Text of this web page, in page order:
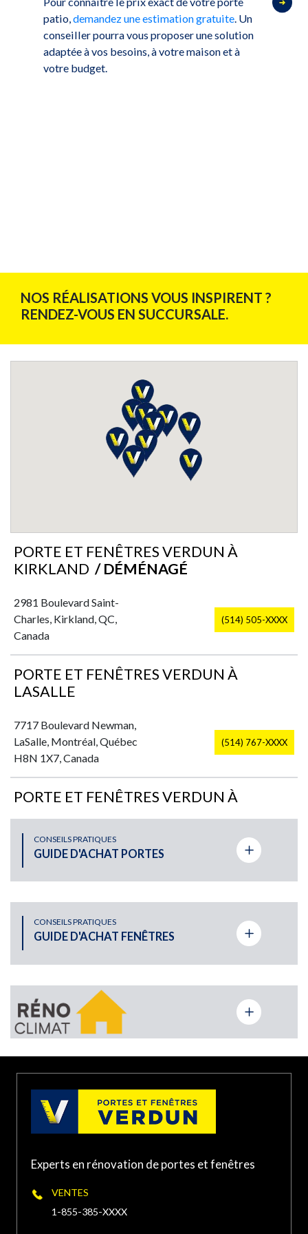
patio,demandez une estimation gratuite. Un
conseiller pourra vous proposer une solution
adaptée à vos besoins, à votre maison et à
votre budget.
NOS RÉALISATIONS VOUS INSPIRENT ?
RENDEZ-VOUS EN SUCCURSALE.
PORTE ET FENÊTRES VERDUN À
KIRKLAND / DÉMÉNAGÉ
2981 Boulevard Saint-
Charles, Kirkland, QC,
Canada
(514) 505-XXXX
PORTE ET FENÊTRES VERDUN À
LASALLE
7717 Boulevard Newman,
LaSalle, Montréal, Québec
H8N 1X7, Canada
(514) 767-XXXX
PORTE ET FENÊTRES VERDUN À
PLATEAU-MONT-ROYAL
2725 Rue Rachel Est,
(514) 524-XXXX
PORTE ET FENÊTRES VERDUN À ST-
LÉONARD
9365 rue De Meaux St-
(514) 940-XXXX
PORTE ET FENÊTRES VERDUN À LAVAL
1963 Boulevard des
Laurentides, Laval, QC,
Canada
(450) 934-XXXX
PORTE ET FENÊTRES VERDUN À
TERREBONNE
1500 Chemin Gascon,
Canada
CONSEILS PRATIQUES
GUIDE D'ACHAT PORTES
CONSEILS PRATIQUES
GUIDE D'ACHAT FENÊTRES
Experts en rénovation de portes et fenêtres
VENTES
1-855-385-XXXX